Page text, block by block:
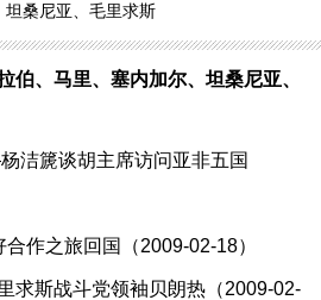
坦桑尼亚、毛里求斯
伯、马里、塞内加尔、坦桑尼亚、
洁篪谈胡主席访问亚非五国
作之旅回国（2009-02-18）
求斯战斗党领袖贝朗热（2009-02-